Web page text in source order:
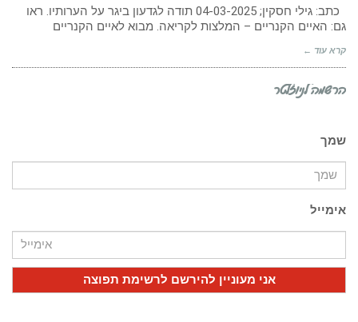
כתב: גילי חסקין; 04-03-2025 תודה לגדעון ביגר על הערותיו. ראו
גם: האיים הקנריים – המלצות לקריאה. מבוא לאיים הקנריים
קרא עוד ←
הרשמה לניוזלטר
שמך
אימייל